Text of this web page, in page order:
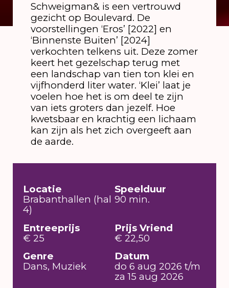
Schweigman& is een vertrouwd
gezicht op Boulevard. De
voorstellingen ‘Eros’ [2022] en
‘Binnenste Buiten’ [2024]
verkochten telkens uit. Deze zomer
keert het gezelschap terug met
een landschap van tien ton klei en
vijfhonderd liter water. ‘Klei’ laat je
voelen hoe het is om deel te zijn
van iets groters dan jezelf. Hoe
kwetsbaar en krachtig een lichaam
kan zijn als het zich overgeeft aan
de aarde.
Locatie
Brabanthallen (hal
4)
Speelduur
90 min.
Entreeprijs
€ 25
Prijs Vriend
€ 22,50
Genre
Dans, Muziek
Datum
do 6 aug 2026 t/m
za 15 aug 2026